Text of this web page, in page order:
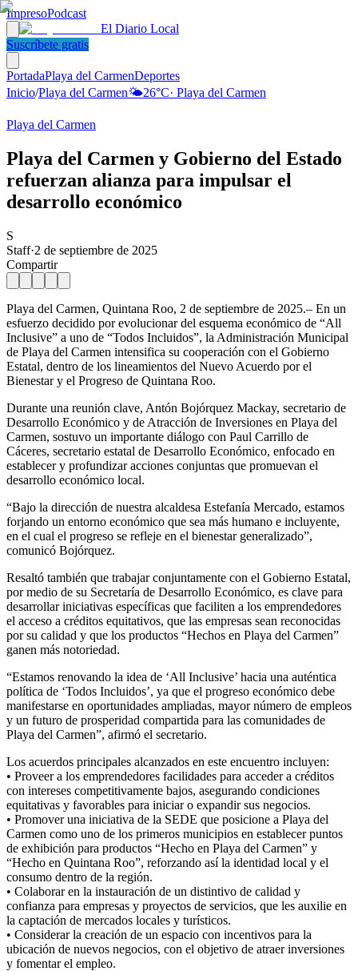
ImpresoPodcast
El Diario Local
Suscríbete gratis
PortadaPlaya del CarmenDeportes
Inicio/Playa del Carmen🌤️26°C· Playa del Carmen
Playa del Carmen
Playa del Carmen y Gobierno del Estado
refuerzan alianza para impulsar el
desarrollo económico
S
Staff·2 de septiembre de 2025
Compartir
Playa del Carmen, Quintana Roo, 2 de septiembre de 2025.– En un
esfuerzo decidido por evolucionar del esquema económico de “All
Inclusive” a uno de “Todos Incluidos”, la Administración Municipal
de Playa del Carmen intensifica su cooperación con el Gobierno
Estatal, dentro de los lineamientos del Nuevo Acuerdo por el
Bienestar y el Progreso de Quintana Roo.
Durante una reunión clave, Antón Bojórquez Mackay, secretario de
Desarrollo Económico y de Atracción de Inversiones en Playa del
Carmen, sostuvo un importante diálogo con Paul Carrillo de
Cáceres, secretario estatal de Desarrollo Económico, enfocado en
establecer y profundizar acciones conjuntas que promuevan el
desarrollo económico local.
“Bajo la dirección de nuestra alcaldesa Estefanía Mercado, estamos
forjando un entorno económico que sea más humano e incluyente,
en el cual el progreso se refleje en el bienestar generalizado”,
comunicó Bojórquez.
Resaltó también que trabajar conjuntamente con el Gobierno Estatal,
por medio de su Secretaría de Desarrollo Económico, es clave para
desarrollar iniciativas específicas que faciliten a los emprendedores
el acceso a créditos equitativos, que las empresas sean reconocidas
por su calidad y que los productos “Hechos en Playa del Carmen”
ganen más notoriedad.
“Estamos renovando la idea de ‘All Inclusive’ hacia una auténtica
política de ‘Todos Incluidos’, ya que el progreso económico debe
manifestarse en oportunidades ampliadas, mayor número de empleos
y un futuro de prosperidad compartida para las comunidades de
Playa del Carmen”, afirmó el secretario.
Los acuerdos principales alcanzados en este encuentro incluyen:
• Proveer a los emprendedores facilidades para acceder a créditos
con intereses competitivamente bajos, asegurando condiciones
equitativas y favorables para iniciar o expandir sus negocios.
• Promover una iniciativa de la SEDE que posicione a Playa del
Carmen como uno de los primeros municipios en establecer puntos
de exhibición para productos “Hecho en Playa del Carmen” y
“Hecho en Quintana Roo”, reforzando así la identidad local y el
consumo dentro de la región.
• Colaborar en la instauración de un distintivo de calidad y
confianza para empresas y proyectos de servicios, que les auxilie en
la captación de mercados locales y turísticos.
• Considerar la creación de un espacio con incentivos para la
ubicación de nuevos negocios, con el objetivo de atraer inversiones
y fomentar el empleo.